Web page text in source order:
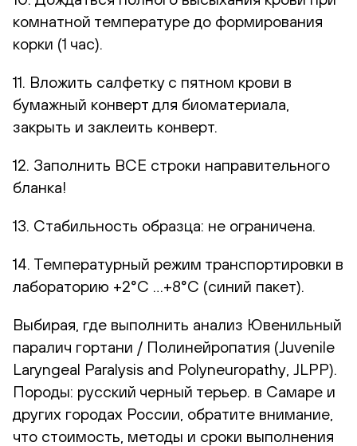
комнатной температуре до формирования
корки (1 час).
11. Вложить салфетку с пятном крови в
бумажный конверт для биоматериала,
закрыть и заклеить конверт.
12. Заполнить ВСЕ строки направительного
бланка!
13. Стабильность образца: не ограничена.
14. Температурный режим транспортировки в
лабораторию +2°С …+8°С (синий пакет).
Выбирая, где выполнить анализ Ювенильный
паралич гортани / Полинейропатия (Juvenile
Laryngeal Paralysis and Polyneuropathy, JLPP).
Породы: русский черный терьер. в Самаре и
других городах России, обратите внимание,
что стоимость, методы и сроки выполнения